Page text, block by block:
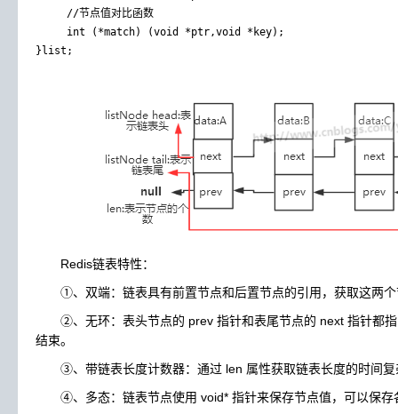
     //节点值对比函数
     int (*match) (void *ptr,void *key);
Redis链表特性：
①、双端：链表具有前置节点和后置节点的引用，获取这两个
②、无环：表头节点的 prev 指针和表尾节点的 next 指针都指
结束。
③、带链表长度计数器：通过 len 属性获取链表长度的时间复
④、多态：链表节点使用 void* 指针来保存节点值，可以保存